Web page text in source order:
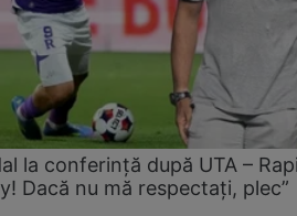
la conferință după UTA –
Dacă nu mă respectați, plec”